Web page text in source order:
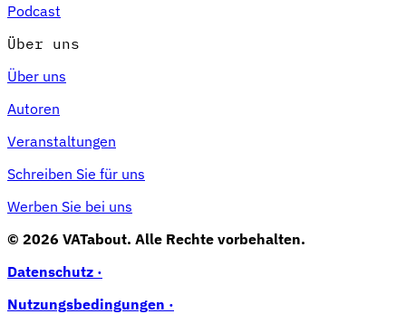
Podcast
Über uns
Über uns
Autoren
Veranstaltungen
Schreiben Sie für uns
Werben Sie bei uns
© 2026 VATabout. Alle Rechte vorbehalten.
Datenschutz ·
Nutzungsbedingungen ·